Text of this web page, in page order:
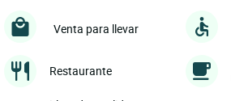
Venta para llevar
Restaurante